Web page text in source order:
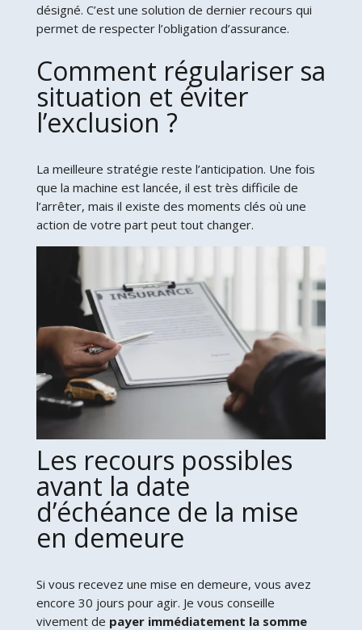
désigné. C’est une solution de dernier recours qui
permet de respecter l’obligation d’assurance.
Comment régulariser sa
situation et éviter
l’exclusion ?
La meilleure stratégie reste l’anticipation. Une fois
que la machine est lancée, il est très difficile de
l’arrêter, mais il existe des moments clés où une
action de votre part peut tout changer.
Les recours possibles
avant la date
d’échéance de la mise
en demeure
Si vous recevez une mise en demeure, vous avez
encore 30 jours pour agir. Je vous conseille
vivement de payer immédiatement la somme